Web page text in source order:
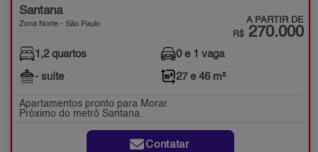
Santana
Zona Norte - São Paulo A PARTIR DE
R$ 270.000
1,2 quartos
- suíte
0 e 1 vaga
27 e 46 m²
Apartamentos pronto para Morar.
Próximo do metrô Santana.
Contatar